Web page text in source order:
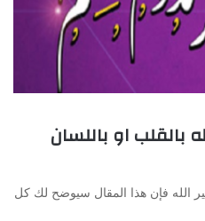
بالقلب او باللسان
الله فإن هذا المقال سيوضح لك كل